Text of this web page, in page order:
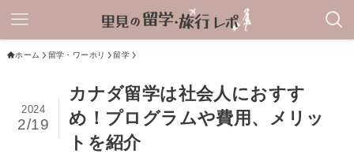
ホーム 留学・ワーホリ 留学
カナダ留学は社会人におすす
め！プログラムや費用、メリッ
トを紹介
2024
2/19